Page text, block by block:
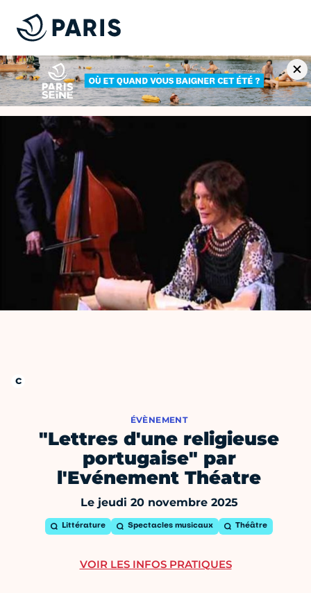
ÉVÈNEMENT
"Lettres d'une religieuse
portugaise" par
l'Evénement Théatre
Le jeudi 20 novembre 2025
Littérature Spectacles musicaux Théâtre
VOIR LES INFOS PRATIQUES